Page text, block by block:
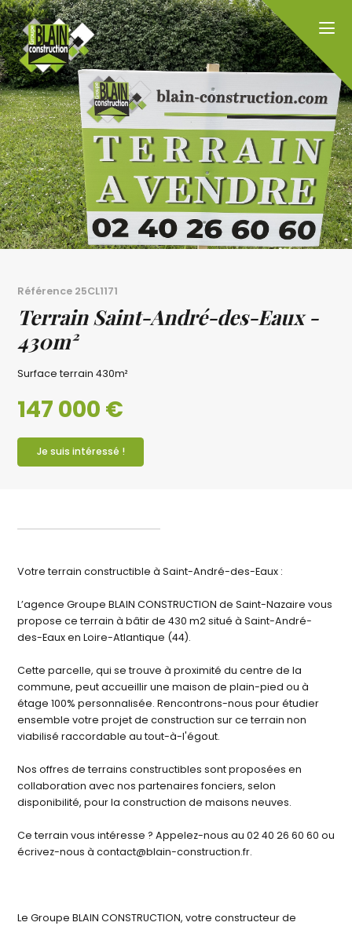
Référence 25CL1171
Terrain Saint-André-des-Eaux -
430m²
Surface terrain430m²
147 000 €
Je suis intéressé !
Votre terrain constructible à Saint-André-des-Eaux :
L’agence Groupe BLAIN CONSTRUCTION de Saint-Nazaire vous
propose ce terrain à bâtir de 430 m2 situé à Saint-André-
des-Eaux en Loire-Atlantique (44).
Cette parcelle, qui se trouve à proximité du centre de la
commune, peut accueillir une maison de plain-pied ou à
étage 100% personnalisée. Rencontrons-nous pour étudier
ensemble votre projet de construction sur ce terrain non
viabilisé raccordable au tout-à-l'égout.
Nos offres de terrains constructibles sont proposées en
collaboration avec nos partenaires fonciers, selon
disponibilité, pour la construction de maisons neuves.
Ce terrain vous intéresse ? Appelez-nous au 02 40 26 60 60 ou
écrivez-nous à contact@blain-construction.fr.
Le Groupe BLAIN CONSTRUCTION, votre constructeur de